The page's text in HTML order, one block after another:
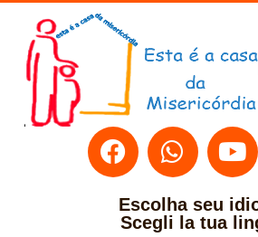
Escolha seu
Scegli la tua